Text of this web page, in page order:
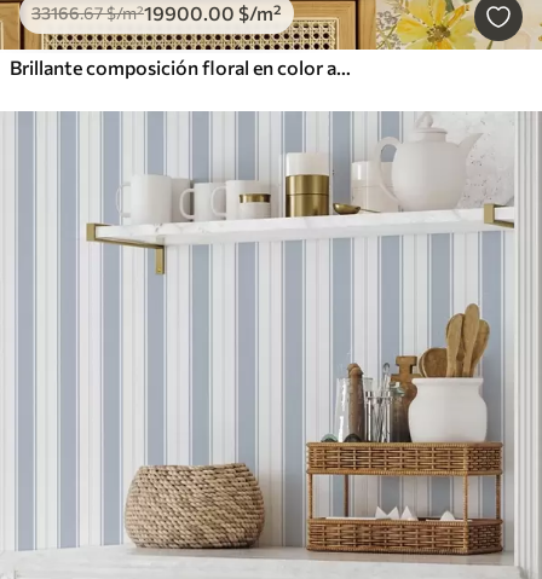
33166.67$/m²19900.00 $/m²
Brillante composición floral en color amarillo